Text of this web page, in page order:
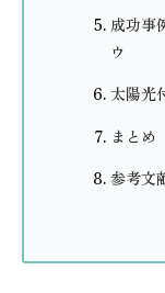
成功事
ウ
太陽光
まとめ
参考文